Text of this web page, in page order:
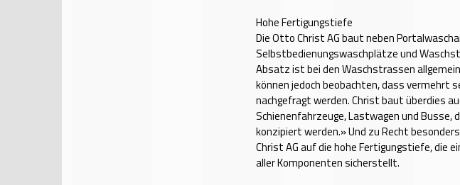
Hohe Fertigungstiefe
Die Otto Christ AG baut neben
Selbstbedienungswaschplätze und
Absatz ist bei den Waschstrassen
können jedoch beobachten, dass vermehrt
nachgefragt werden. Christ baut überdies
Schienenfahrzeuge, Lastwagen und Busse,
konzipiert werden.» Und zu Recht
Christ AG auf die hohe Fertigungstiefe, die
aller Komponenten sicherstellt.